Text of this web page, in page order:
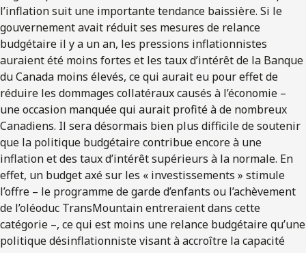
l’inflation suit une importante tendance baissière. Si le
gouvernement avait réduit ses mesures de relance
budgétaire il y a un an, les pressions inflationnistes
auraient été moins fortes et les taux d’intérêt de la Banque
du Canada moins élevés, ce qui aurait eu pour effet de
réduire les dommages collatéraux causés à l’économie –
une occasion manquée qui aurait profité à de nombreux
Canadiens. Il sera désormais bien plus difficile de soutenir
que la politique budgétaire contribue encore à une
inflation et des taux d’intérêt supérieurs à la normale. En
effet, un budget axé sur les « investissements » stimule
l’offre – le programme de garde d’enfants ou l’achèvement
de l’oléoduc TransMountain entreraient dans cette
catégorie –, ce qui est moins une relance budgétaire qu’une
politique désinflationniste visant à accroître la capacité